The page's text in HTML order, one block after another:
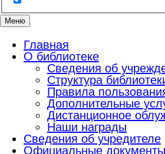
Меню
Главная
О библиотеке
Сведения об
Структура
Правила
Дополнительные
Дистанционное
Наши награды
Сведения об учредителе
Официальные документы